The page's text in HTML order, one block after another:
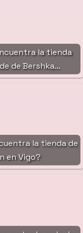
la tienda
de Bershka…
la tienda de
en Vigo?